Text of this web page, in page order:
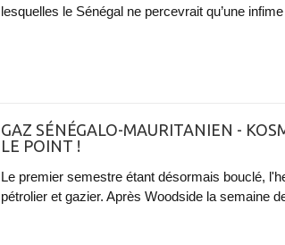
lesquelles le Sénégal ne percevrait qu’une
GAZ SÉNÉGALO-MAURITANIEN -
LE POINT !
Le premier semestre étant désormais bouclé,
pétrolier et gazier. Après Woodside la semaine